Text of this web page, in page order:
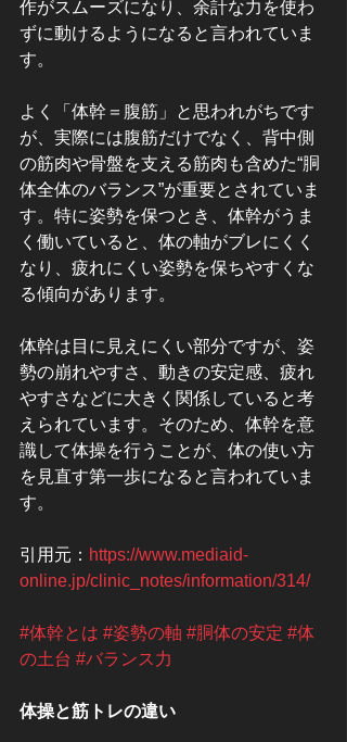
作がスムーズになり、余計な力を使わ
ずに動けるようになると言われていま
す。
よく「体幹＝腹筋」と思われがちです
が、実際には腹筋だけでなく、背中側
の筋肉や骨盤を支える筋肉も含めた“胴
体全体のバランス”が重要とされていま
す。特に姿勢を保つとき、体幹がうま
く働いていると、体の軸がブレにくく
なり、疲れにくい姿勢を保ちやすくな
る傾向があります。
体幹は目に見えにくい部分ですが、姿
勢の崩れやすさ、動きの安定感、疲れ
やすさなどに大きく関係していると考
えられています。そのため、体幹を意
識して体操を行うことが、体の使い方
を見直す第一歩になると言われていま
す。
引用元： https://www.mediaid-
online.jp/clinic_notes/information/314/
#体幹とは #姿勢の軸 #胴体の安定 #体
の土台 #バランス力
体操と筋トレの違い